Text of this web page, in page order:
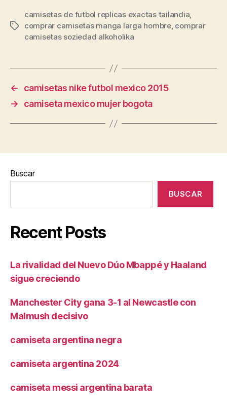
Etiquetas
camisetas de futbol replicas exactas tailandia,
comprar camisetas manga larga hombre, comprar
camisetas soziedad alkoholika
←
camisetas nike futbol mexico 2015
→
camiseta mexico mujer bogota
Buscar
BUSCAR
Recent Posts
La rivalidad del Nuevo Dúo Mbappé y Haaland
sigue creciendo
Manchester City gana 3-1 al Newcastle con
Malmush decisivo
camiseta argentina negra
camiseta argentina 2024
camiseta messi argentina barata